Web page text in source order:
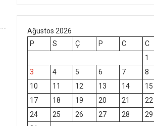
Ağustos 2026
P
S Ç P C C
1
3
4 5 6 7 8
10
11 12 13 14 15
17
18 19 20 21 22
24
25 26 27 28 29